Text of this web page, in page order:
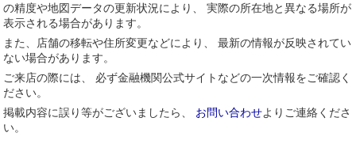
の精度や地図データの更新状況により、 実際の所在地と異なる場所が
表示される場合があります。
また、店舗の移転や住所変更などにより、 最新の情報が反映されてい
ない場合があります。
ご来店の際には、 必ず金融機関公式サイトなどの一次情報をご確認く
ださい。
掲載内容に誤り等がございましたら、 お問い合わせよりご連絡くださ
い。